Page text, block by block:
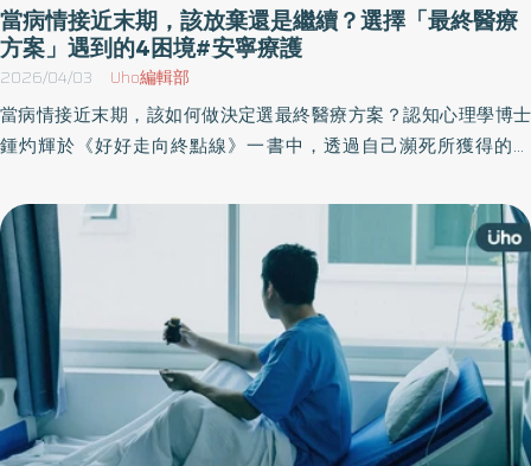
當病情接近末期，該放棄還是繼續？選擇「最終醫療
方案」遇到的4困境#安寧療護
2026/04/03 Uho編輯部
當病情接近末期，該如何做決定選最終醫療方案？認知心理學博士
鍾灼輝於《好好走向終點線》一書中，透過自己瀕死所獲得的體
策、財務狀況，以及學習處理遺囑遺物、安排葬禮等，即使面臨生
離死別，也能感到安心自在。以下為原書摘文：